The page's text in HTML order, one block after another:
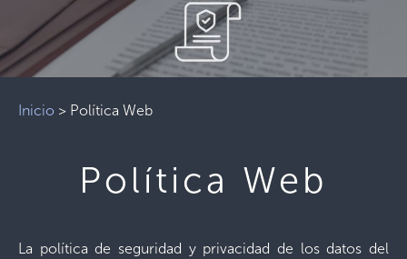
Inicio > Política Web
Política Web
La política de seguridad y privacidad de los datos del